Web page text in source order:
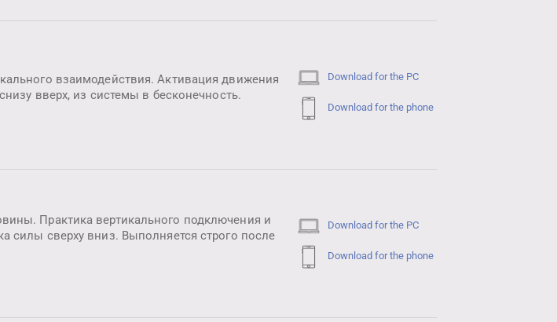
взаимодействия. Активация движения
вверх, из системы в бесконечность.
Download for the PC
Download for the phone
Практика вертикального подключения и
силы сверху вниз. Выполняется строго после
Download for the PC
Download for the phone